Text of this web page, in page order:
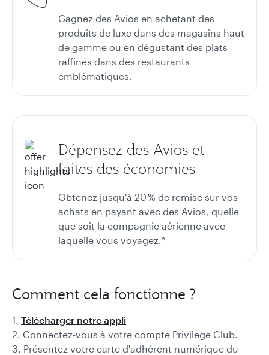
Gagnez des Avios en achetant des
produits de luxe dans des magasins haut
de gamme ou en dégustant des plats
raffinés dans des restaurants
emblématiques.
Dépensez des Avios et
faites des économies
Obtenez jusqu'à 20 % de remise sur vos
achats en payant avec des Avios, quelle
que soit la compagnie aérienne avec
laquelle vous voyagez.*
Comment cela fonctionne ?
1. Télécharger notre appli
2. Connectez-vous à votre compte Privilege Club.
3. Présentez votre carte d'adhérent numérique du